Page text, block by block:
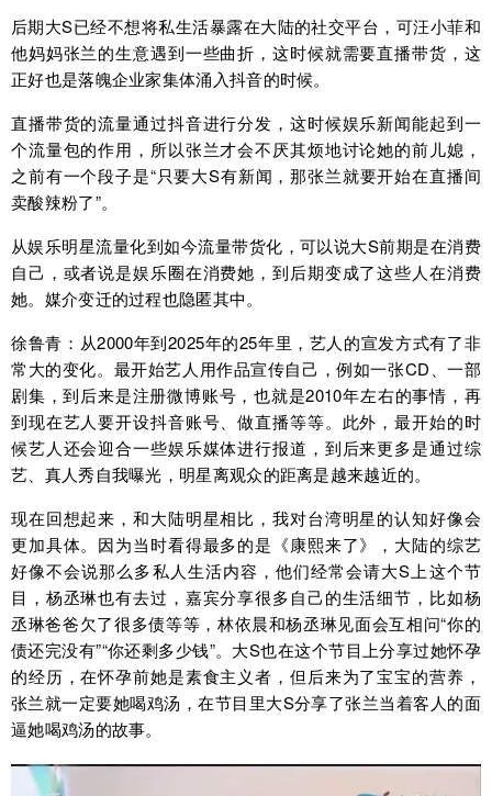
后期大S已经不想将私生活暴露在大陆的社交平台，可汪小菲和
他妈妈张兰的生意遇到一些曲折，这时候就需要直播带货，这
正好也是落魄企业家集体涌入抖音的时候。
直播带货的流量通过抖音进行分发，这时候娱乐新闻能起到一
个流量包的作用，所以张兰才会不厌其烦地讨论她的前儿媳，
之前有一个段子是“只要大S有新闻，那张兰就要开始在直播间
卖酸辣粉了”。
从娱乐明星流量化到如今流量带货化，可以说大S前期是在消费
自己，或者说是娱乐圈在消费她，到后期变成了这些人在消费
她。媒介变迁的过程也隐匿其中。
徐鲁青：从2000年到2025年的25年里，艺人的宣发方式有了非
常大的变化。最开始艺人用作品宣传自己，例如一张CD、一部
剧集，到后来是注册微博账号，也就是2010年左右的事情，再
到现在艺人要开设抖音账号、做直播等等。此外，最开始的时
候艺人还会迎合一些娱乐媒体进行报道，到后来更多是通过综
艺、真人秀自我曝光，明星离观众的距离是越来越近的。
现在回想起来，和大陆明星相比，我对台湾明星的认知好像会
更加具体。因为当时看得最多的是《康熙来了》，大陆的综艺
好像不会说那么多私人生活内容，他们经常会请大S上这个节
目，杨丞琳也有去过，嘉宾分享很多自己的生活细节，比如杨
丞琳爸爸欠了很多债等等，林依晨和杨丞琳见面会互相问“你的
债还完没有”“你还剩多少钱”。大S也在这个节目上分享过她怀孕
的经历，在怀孕前她是素食主义者，但后来为了宝宝的营养，
张兰就一定要她喝鸡汤，在节目里大S分享了张兰当着客人的面
逼她喝鸡汤的故事。